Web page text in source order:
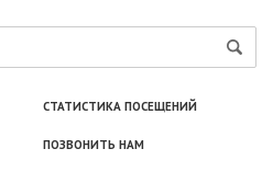
СТАТИСТИКА ПОСЕЩЕНИЙ
ПОЗВОНИТЬ НАМ